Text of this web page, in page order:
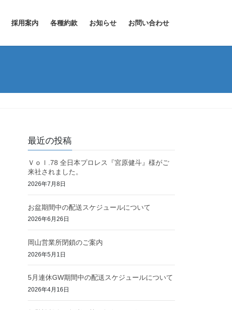
採用案内 各種約款 お知らせ お問い合わせ
最近の投稿
Ｖｏｌ.78 全日本プロレス『宮原健斗』様がご
来社されました。
2026年7月8日
お盆期間中の配送スケジュールについて
2026年6月26日
岡山営業所閉鎖のご案内
2026年5月1日
5月連休GW期間中の配送スケジュールについて
2026年4月16日